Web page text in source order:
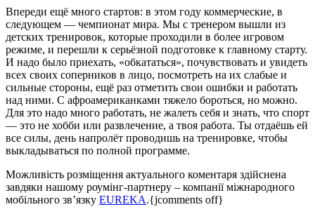
Впереди ещё много стартов: в этом году коммерческие, в
следующем — чемпионат мира. Мы с тренером вышли из
детских тренировок, которые проходили в более игровом
режиме, и перешли к серьёзной подготовке к главному старту.
И надо было приехать, «обкататься», почувствовать и увидеть
всех своих соперников в лицо, посмотреть на их слабые и
сильные стороны, ещё раз отметить свои ошибки и работать
над ними. С афроамериканками тяжело бороться, но можно.
Для это надо много работать, не жалеть себя и знать, что спорт
— это не хобби или развлечение, а твоя работа. Ты отдаёшь ей
все силы, день напролёт проводишь на тренировке, чтобы
выкладываться по полной программе.
Можливість розміщення актуального коментаря здійснена
завдяки нашому роумінг-партнеру – компанії міжнародного
мобільного зв’язку EUREKA.{jcomments off}